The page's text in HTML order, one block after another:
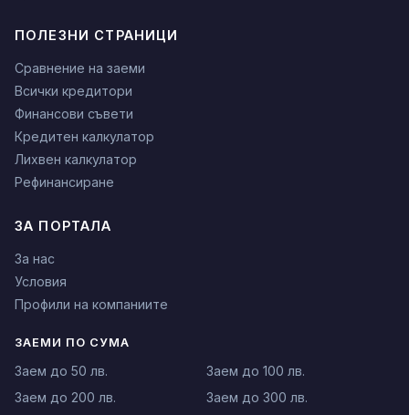
ПОЛЕЗНИ СТРАНИЦИ
Сравнение на заеми
Всички кредитори
Финансови съвети
Кредитен калкулатор
Лихвен калкулатор
Рефинансиране
ЗА ПОРТАЛА
За нас
Условия
Профили на компаниите
ЗАЕМИ ПО СУМА
Заем до 50 лв.
Заем до 100 лв.
Заем до 200 лв.
Заем до 300 лв.